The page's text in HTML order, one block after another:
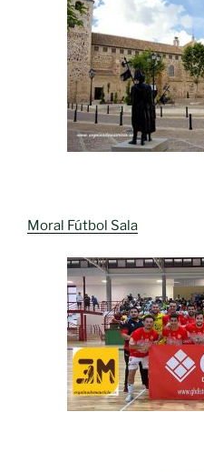
Moral Fútbol Sala